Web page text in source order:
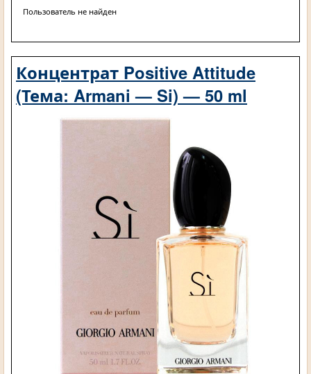
Пользователь не найден
Концентрат Positive Attitude
(Тема: Armani — Si) — 50 ml